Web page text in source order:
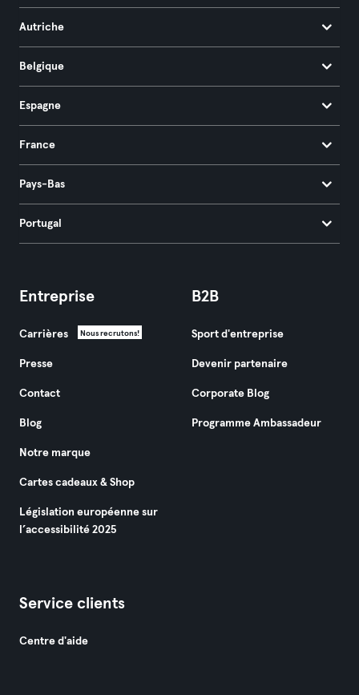
Autriche
Belgique
Espagne
France
Pays-Bas
Portugal
Entreprise
Carrières Nous recrutons!
Presse
Contact
Blog
Notre marque
Cartes cadeaux & Shop
Législation européenne sur
l’accessibilité 2025
B2B
Sport d'entreprise
Devenir partenaire
Corporate Blog
Programme Ambassadeur
Service clients
Centre d'aide